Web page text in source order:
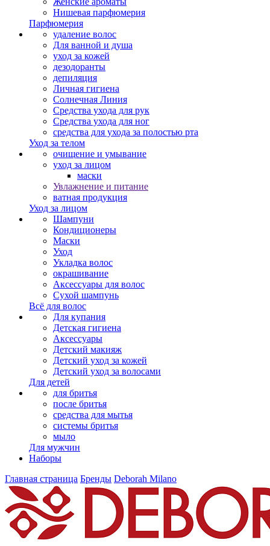
Нишевая парфюмерия
Парфюмерия
удаление волос
Для ванной и душа
уход за кожей
дезодоранты
депиляция
Личная гигиена
Солнечная Линия
Средства ухода для рук
Средства ухода для ног
средства для ухода за полостью рта
Уход за телом
очищение и умывание
уход за лицом
маски
Увлажнение и питание
ватная продукция
Уход за лицом
Шампуни
Кондиционеры
Маски
Уход
Укладка волос
окрашивание
Аксессуары для волос
Сухой шампунь
Всё для волос
Для купания
Детская гигиена
Аксессуары
Детский макияж
Детский уход за кожей
Детский уход за волосами
Для детей
для бритья
после бритья
средства для мытья
системы бритья
мыло
Для мужчин
Наборы
Главная страница Бренды Deborah Milano